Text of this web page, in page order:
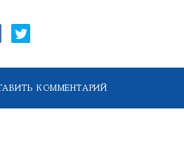
КОММЕНТАРИЙ